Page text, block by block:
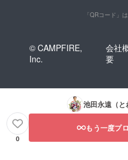
「QRコード」
© CAMPFIRE,
Inc.
会社
要
池田永遠（と
0
もう一度プ